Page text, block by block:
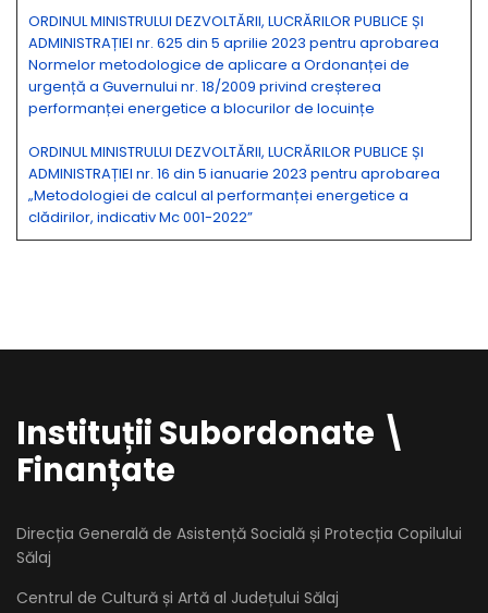
ORDINUL MINISTRULUI DEZVOLTĂRII, LUCRĂRILOR PUBLICE ȘI
ADMINISTRAȚIEI nr. 625 din 5 aprilie 2023 pentru aprobarea
Normelor metodologice de aplicare a Ordonanței de
urgență a Guvernului nr. 18/2009 privind creșterea
performanței energetice a blocurilor de locuințe
ORDINUL MINISTRULUI DEZVOLTĂRII, LUCRĂRILOR PUBLICE ȘI
ADMINISTRAȚIEI nr. 16 din 5 ianuarie 2023 pentru aprobarea
„Metodologiei de calcul al performanței energetice a
clădirilor, indicativ Mc 001-2022”
Instituții Subordonate \
Finanțate
Direcția Generală de Asistență Socială și Protecția Copilului
Sălaj
Centrul de Cultură și Artă al Județului Sălaj